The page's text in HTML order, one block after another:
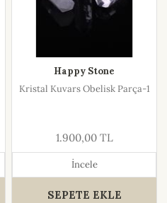
Happy Stone
Kristal Kuvars Obelisk Parça-1
1.900,00 TL
İncele
SEPETE EKLE